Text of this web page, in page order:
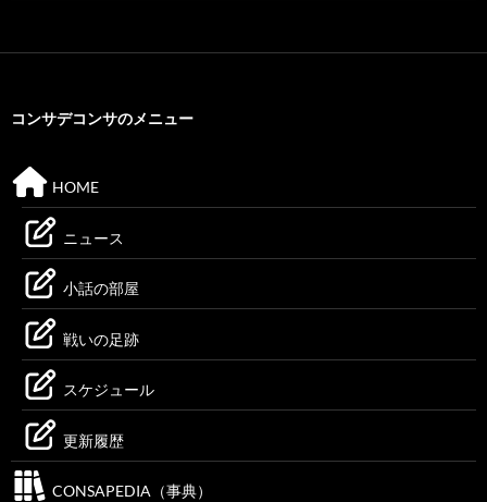
コンサデコンサのメニュー
HOME
ニュース
小話の部屋
戦いの足跡
スケジュール
更新履歴
CONSAPEDIA（事典）